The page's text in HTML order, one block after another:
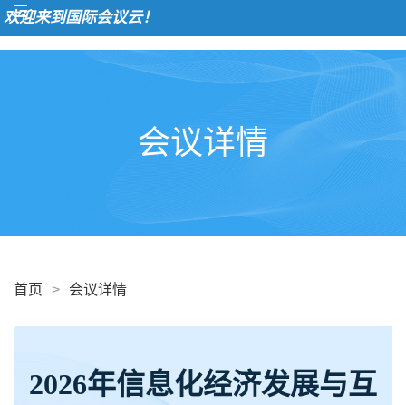
来到国际会议云！
会议详情
首页 > 会议详情
2026年信息化经济发展与互